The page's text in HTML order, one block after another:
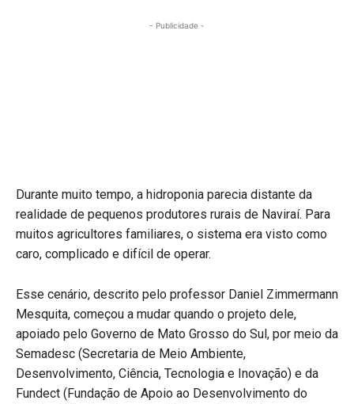
- Publicidade -
Durante muito tempo, a hidroponia parecia distante da
realidade de pequenos produtores rurais de Naviraí. Para
muitos agricultores familiares, o sistema era visto como
caro, complicado e difícil de operar.
Esse cenário, descrito pelo professor Daniel Zimmermann
Mesquita, começou a mudar quando o projeto dele,
apoiado pelo Governo de Mato Grosso do Sul, por meio da
Semadesc (Secretaria de Meio Ambiente,
Desenvolvimento, Ciência, Tecnologia e Inovação) e da
Fundect (Fundação de Apoio ao Desenvolvimento do